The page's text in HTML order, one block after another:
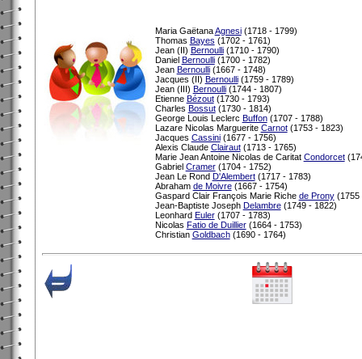
Maria GaëtanaAgnesi(1718 - 1799)
Thomas Bayes (1702 - 1761)
Jean (II) Bernoulli(1710 - 1790)
Daniel Bernoulli(1700 - 1782)
Jean Bernoulli(1667 - 1748)
Jacques (II) Bernoulli(1759 - 1789)
Jean (III) Bernoulli(1744 - 1807)
Etienne Bézout(1730 - 1793)
Charles Bossut(1730 - 1814)
George Louis Leclerc Buffon(1707 - 1788)
Lazare Nicolas Marguerite Carnot(1753 - 1823)
Jacques Cassini(1677 - 1756)
Alexis Claude Clairaut(1713 - 1765)
Marie Jean Antoine Nicolas de Caritat Condorcet
Gabriel Cramer(1704 - 1752)
Jean Le Rond D'Alembert(1717 - 1783)
Abraham de Moivre(1667 - 1754)
Gaspard Clair François Marie Riche de Prony(1755
Jean-Baptiste Joseph Delambre(1749 - 1822)
Leonhard Euler(1707 - 1783)
Nicolas Fatio de Duillier(1664 - 1753)
Christian Goldbach(1690 - 1764)